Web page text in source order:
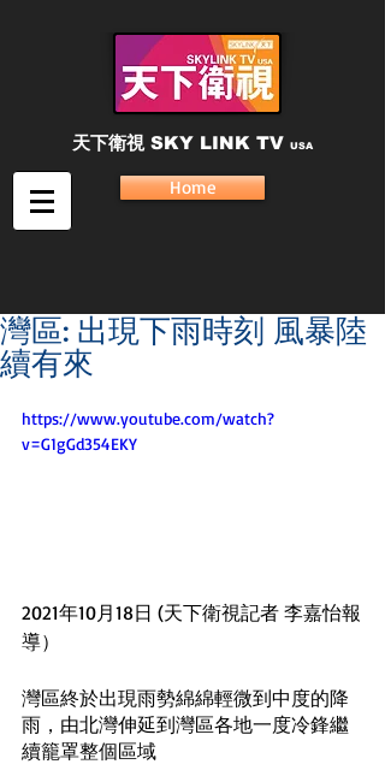
天下衛視 SKY LINK TV USA
Home
灣區: 出現下雨時刻 風暴陸
續有來
https://www.youtube.com/watch?
v=G1gGd354EKY
2021年10月18日 (天下衛視記者 李嘉怡報
導）
灣區終於出現雨勢綿綿輕微到中度的降
雨，由北灣伸延到灣區各地一度冷鋒繼
續籠罩整個區域